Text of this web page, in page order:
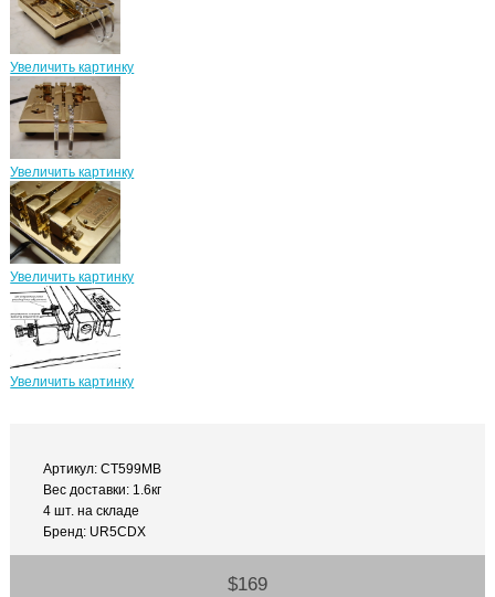
Увеличить картинку
Увеличить картинку
Увеличить картинку
Увеличить картинку
Артикул: CT599MB
Вес доставки: 1.6кг
4 шт. на складе
Бренд: UR5CDX
$169